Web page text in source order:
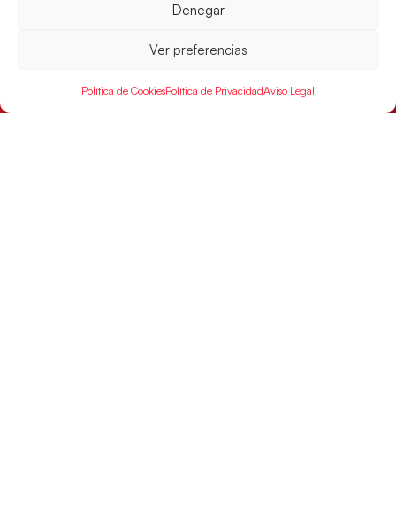
Denegar
Ver preferencias
Política de CookiesPolítica de PrivacidadAviso Legal
Montenegro, última frontera para las
mañana, a las 17:30h., el oro en el Campeonato del